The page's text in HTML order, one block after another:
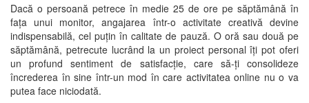
Dacă o persoană petrece în medie 25 de ore pe săptămână în
fața unui monitor, angajarea într-o activitate creativă devine
indispensabilă, cel puțin în calitate de pauză. O oră sau două pe
săptămână, petrecute lucrând la un proiect personal îți pot oferi
un profund sentiment de satisfacție, care să-ți consolideze
încrederea în sine într-un mod în care activitatea online nu o va
putea face niciodată.